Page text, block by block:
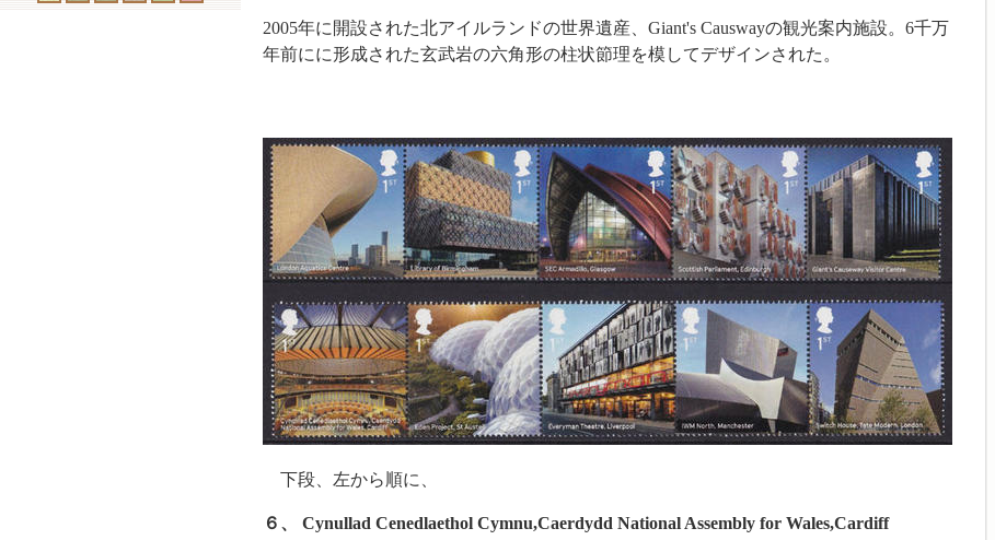
2005年に開設された北アイルランドの世界遺産、Giant's Causwayの観光案内施設。6千万
年前にに形成された玄武岩の六角形の柱状節理を模してデザインされた。
下段、左から順に、
６、 Cynullad Cenedlaethol Cymnu,Caerdydd National Assembly for Wales,Cardiff